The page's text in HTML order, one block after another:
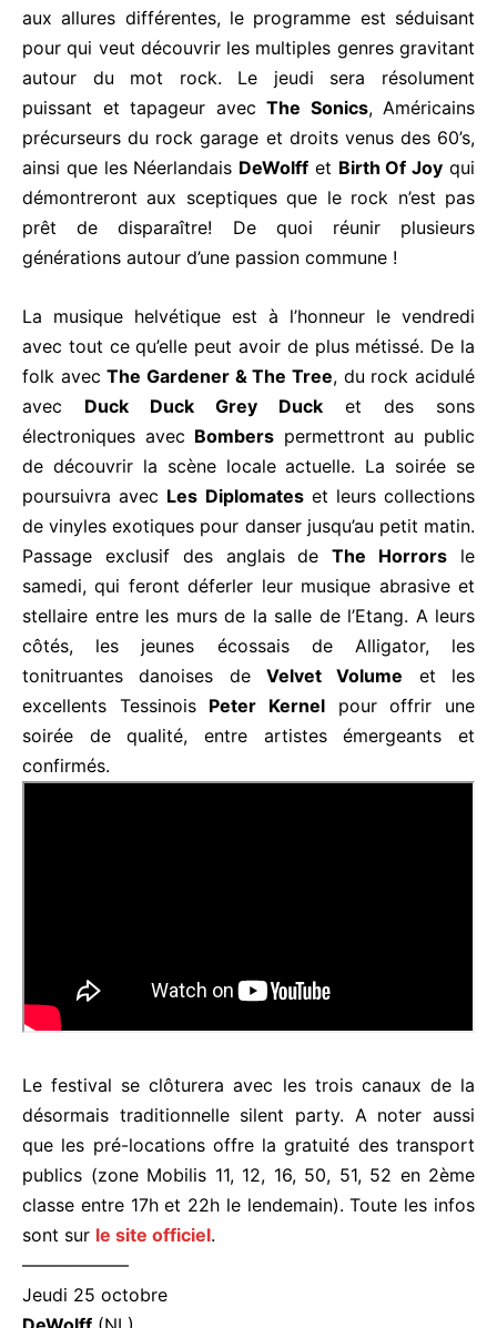
aux allures différentes, le programme est séduisant
pour qui veut découvrir les multiples genres gravitant
autour du mot rock. Le jeudi sera résolument
puissant et tapageur avec The Sonics, Américains
précurseurs du rock garage et droits venus des 60’s,
ainsi que les Néerlandais DeWolff et Birth Of Joy qui
démontreront aux sceptiques que le rock n’est pas
prêt de disparaître! De quoi réunir plusieurs
générations autour d’une passion commune !
La musique helvétique est à l’honneur le vendredi
avec tout ce qu’elle peut avoir de plus métissé. De la
folk avecThe Gardener & The Tree, du rock acidulé
avec Duck Duck Grey Duck et des sons
électroniques avec Bombers permettront au public
de découvrir la scène locale actuelle. La soirée se
poursuivra avec Les Diplomateset leurs collections
de vinyles exotiques pour danser jusqu’au petit matin.
Passage exclusif des anglais deThe Horrors le
samedi, qui feront déferler leur musique abrasive et
stellaire entre les murs de la salle de l’Etang. A leurs
côtés, les jeunes écossais de Alligator, les
tonitruantes danoises de Velvet Volume et les
excellents Tessinois Peter Kernel pour offrir une
soirée de qualité, entre artistes émergeants et
confirmés.
Le festival se clôturera avec les trois canaux de la
désormais traditionnelle silent party. A noter aussi
que les pré-locations offre la gratuité des transport
publics (zone Mobilis 11, 12, 16, 50, 51, 52 en 2ème
classe entre 17h et 22h le lendemain). Toute les infos
sont sur le site officiel.
——————
Jeudi 25 octobre